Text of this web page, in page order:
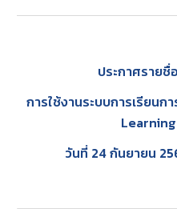
ประกาศราย
การใช้งานระบบการเรียน
วันที่ 24 กันยายน